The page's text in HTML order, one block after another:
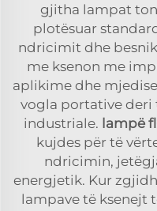
gjitha lampat
plotësuar
ndricimit dhe
me ksenon me
aplikime dhe
vogla portative
industriale. lampë
kujdes për të
ndricimin,
energjetik. Kur
lampave të ksenejt